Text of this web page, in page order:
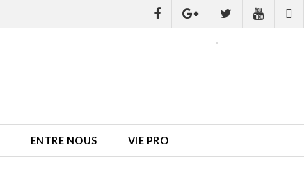
ENTRE NOUS VIE PRO